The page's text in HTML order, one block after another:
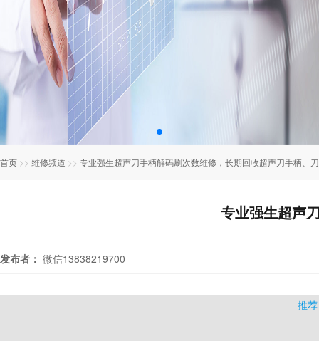
首页 >> 维修频道 >> 专业强生超声刀手柄解码刷次数维修，长期回收超声刀手柄、
专业强生超声
发布者： 微信13838219700
推荐